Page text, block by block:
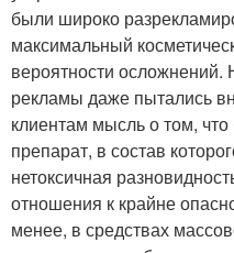
были широко
максимальный
вероятности осложнений.
рекламы даже пытались
клиентам мысль о том, что
препарат, в состав
нетоксичная
отношения к крайне
менее, в средствах